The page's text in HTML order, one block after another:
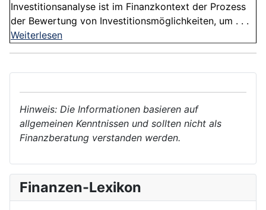
Investitionsanalyse ist im Finanzkontext der Prozess
der Bewertung von Investitionsmöglichkeiten, um . . .
Weiterlesen
Hinweis: Die Informationen basieren auf
allgemeinen Kenntnissen und sollten nicht als
Finanzberatung verstanden werden.
Finanzen-Lexikon